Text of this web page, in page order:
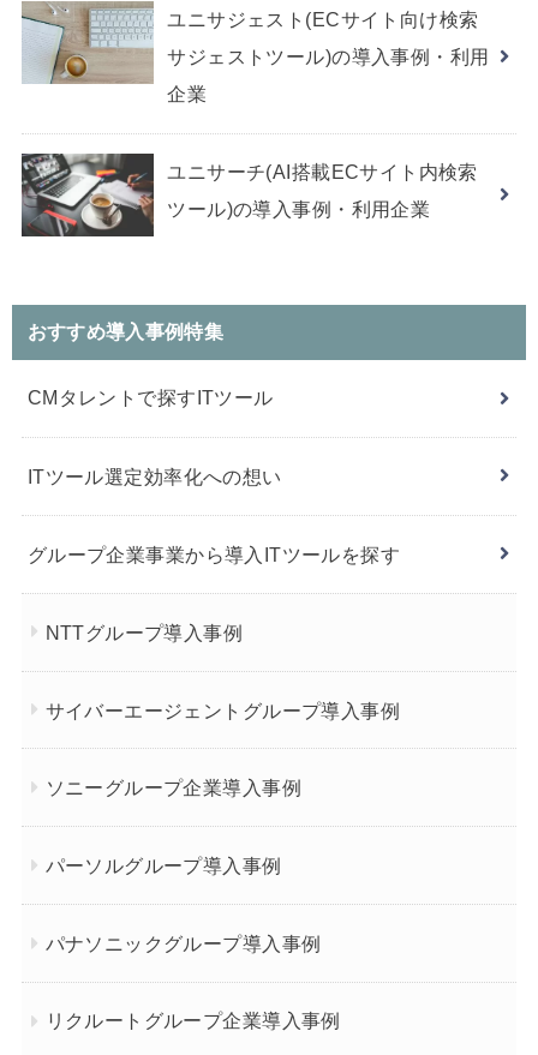
ユニサジェスト(ECサイト向け検索
サジェストツール)の導入事例・利用
企業
ユニサーチ(AI搭載ECサイト内検索
ツール)の導入事例・利用企業
おすすめ導入事例特集
CMタレントで探すITツール
ITツール選定効率化への想い
グループ企業事業から導入ITツールを探す
NTTグループ導入事例
サイバーエージェントグループ導入事例
ソニーグループ企業導入事例
パーソルグループ導入事例
パナソニックグループ導入事例
リクルートグループ企業導入事例